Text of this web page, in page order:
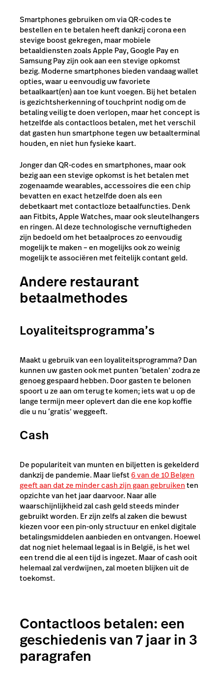
Smartphones gebruiken om via QR-codes te
bestellen en te betalen heeft dankzij corona een
stevige boost gekregen, maar mobiele
betaaldiensten zoals Apple Pay, Google Pay en
Samsung Pay zijn ook aan een stevige opkomst
bezig. Moderne smartphones bieden vandaag wallet
opties, waar u eenvoudig uw favoriete
betaalkaart(en) aan toe kunt voegen. Bij het betalen
is gezichtsherkenning of touchprint nodig om de
betaling veilig te doen verlopen, maar het concept is
hetzelfde als contactloos betalen, met het verschil
dat gasten hun smartphone tegen uw betaalterminal
houden, en niet hun fysieke kaart.
Jonger dan QR-codes en smartphones, maar ook
bezig aan een stevige opkomst is het betalen met
zogenaamde wearables, accessoires die een chip
bevatten en exact hetzelfde doen als een
debetkaart met contactloze betaalfuncties. Denk
aan Fitbits, Apple Watches, maar ook sleutelhangers
en ringen. Al deze technologische vernuftigheden
zijn bedoeld om het betaalproces zo eenvoudig
mogelijk te maken – en mogelijks ook zo weinig
mogelijk te associëren met feitelijk contant geld.
Andere restaurant
betaalmethodes
Loyaliteitsprogramma’s
Maakt u gebruik van een loyaliteitsprogramma? Dan
kunnen uw gasten ook met punten ‘betalen’ zodra ze
genoeg gespaard hebben. Door gasten te belonen
spoort u ze aan om terug te komen; iets wat u op de
lange termijn meer oplevert dan die ene kop koffie
die u nu ‘gratis’ weggeeft.
Cash
De populariteit van munten en biljetten is gekelderd
dankzij de pandemie. Maar liefst6 van de 10 Belgen
geeft aan dat ze minder cash zijn gaan gebruikenten
opzichte van het jaar daarvoor. Naar alle
waarschijnlijkheid zal cash geld steeds minder
gebruikt worden. Er zijn zelfs al zaken die bewust
kiezen voor een pin-only structuur en enkel digitale
betalingsmiddelen aanbieden en ontvangen. Hoewel
dat nog niet helemaal legaal is in België, is het wel
een trend die al een tijd is ingezet. Maar of cash ooit
helemaal zal verdwijnen, zal moeten blijken uit de
toekomst.
Contactloos betalen: een
geschiedenis van 7 jaar in 3
paragrafen